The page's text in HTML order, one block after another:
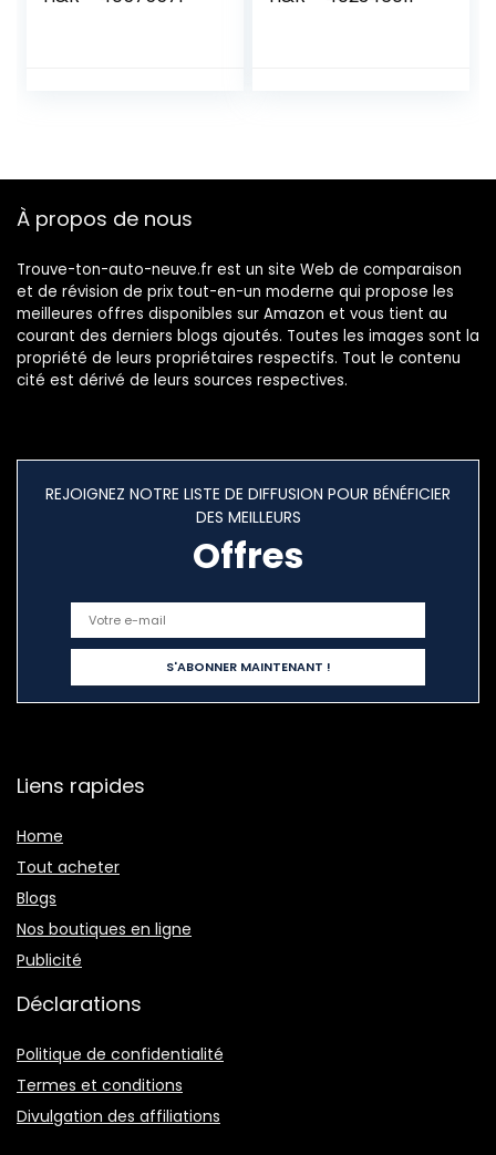
À propos de nous
Trouve-ton-auto-neuve.fr est un site Web de comparaison
et de révision de prix tout-en-un moderne qui propose les
meilleures offres disponibles sur Amazon et vous tient au
courant des derniers blogs ajoutés. Toutes les images sont la
propriété de leurs propriétaires respectifs. Tout le contenu
cité est dérivé de leurs sources respectives.
REJOIGNEZ NOTRE LISTE DE DIFFUSION POUR BÉNÉFICIER
DES MEILLEURS
Offres
Liens rapides
Home
Tout acheter
Blogs
Nos boutiques en ligne
Publicité
Déclarations
Politique de confidentialité
Termes et conditions
Divulgation des affiliations